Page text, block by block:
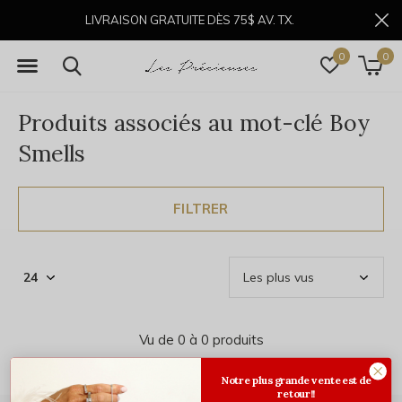
0 0
LIVRAISON GRATUITE DÈS 75$ AV. TX.
Produits associés au mot-clé Boy
Smells
FILTRER
Vu de 0 à 0 produits
Notre plus grande vente est de
retour!!